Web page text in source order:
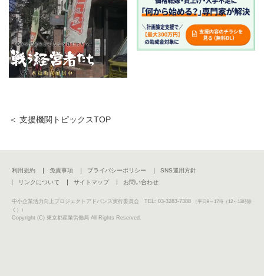
＜ 支援機関トピックスTOP
利用規約 免責事項 プライバシーポリシー
SNS運用方針
リンクについて
サイトマップ お問い合わせ
中小企業活力向上プロジェクトアドバンス実行委員会 TEL: 03-3283-7388
（平日9～17時（12～13時除
く））
Copyright (C) 東京都産業労働局 All Rights Reserved.